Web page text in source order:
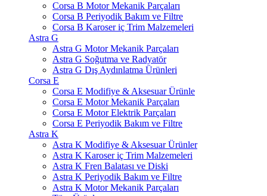
Corsa B Motor Mekanik Parçaları
Corsa B Periyodik Bakım ve Filtre
Corsa B Karoser iç Trim Malzemeleri
Astra G
Astra G Motor Mekanik Parçaları
Astra G Soğutma ve Radyatör
Astra G Dış Aydınlatma Ürünleri
Corsa E
Corsa E Modifiye & Aksesuar Ürünle
Corsa E Motor Mekanik Parçaları
Corsa E Motor Elektrik Parçaları
Corsa E Periyodik Bakım ve Filtre
Astra K
Astra K Modifiye & Aksesuar Ürünler
Astra K Karoser iç Trim Malzemeleri
Astra K Fren Balatası ve Diski
Astra K Periyodik Bakım ve Filtre
Astra K Motor Mekanik Parçaları